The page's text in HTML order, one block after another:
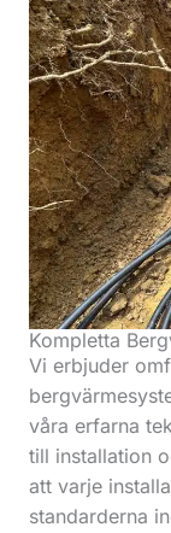
Kompletta
Vi erbjuder
våra erfarna
till installation
att varje
standarderna